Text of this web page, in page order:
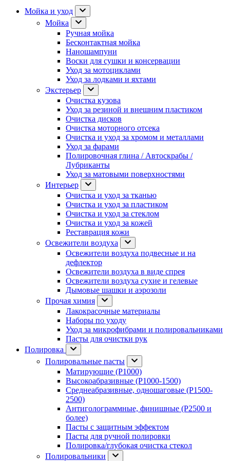
Мойка и уход
Мойка
Ручная мойка
Бесконтактная мойка
Наношампуни
Воски для сушки и консервации
Уход за мотоциклами
Уход за лодками и яхтами
Экстерьер
Очистка кузова
Уход за резиной и внешним пластиком
Очистка дисков
Очистка моторного отсека
Очистка и уход за хромом и металлами
Уход за фарами
Полировочная глина / Автоскрабы /
Лубриканты
Уход за матовыми поверхностями
Интерьер
Очистка и уход за тканью
Очистка и уход за пластиком
Очистка и уход за стеклом
Очистка и уход за кожей
Реставрация кожи
Освежители воздуха
Освежители воздуха подвесные и на
дефлектор
Освежители воздуха в виде спрея
Освежители воздуха сухие и гелевые
Дымовые шашки и аэрозоли
Прочая химия
Лакокрасочные материалы
Наборы по уходу
Уход за микрофибрами и полировальниками
Пасты для очистки рук
Полировка
Полировальные пасты
Матирующие (P1000)
Высокоабразивные (P1000-1500)
Среднеабразивные, одношаговые (P1500-
2500)
Антиголограммные, финишные (P2500 и
более)
Пасты с защитным эффектом
Пасты для ручной полировки
Полировка/глубокая очистка стекол
Полировальники